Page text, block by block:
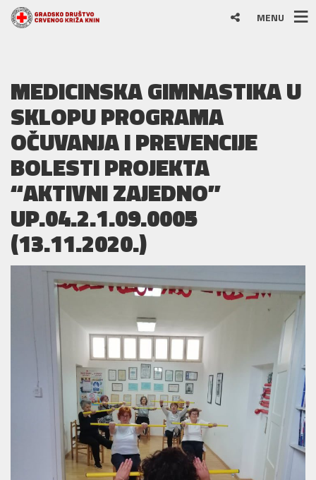
MENU
MEDICINSKA GIMNASTIKA U
SKLOPU PROGRAMA
OČUVANJA I PREVENCIJE
BOLESTI PROJEKTA
“AKTIVNI ZAJEDNO”
UP.04.2.1.09.0005
(13.11.2020.)